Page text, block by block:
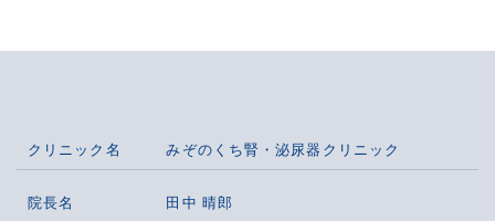
クリニック名 みぞのくち腎・泌尿器クリニック
院長名 田中 晴郎